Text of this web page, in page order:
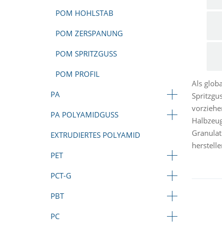
POM HOHLSTAB
POM ZERSPANUNG
POM SPRITZGUSS
POM PROFIL
PA
PA POLYAMIDGUSS
EXTRUDIERTES POLYAMID
PET
PCT-G
PBT
PC
Als